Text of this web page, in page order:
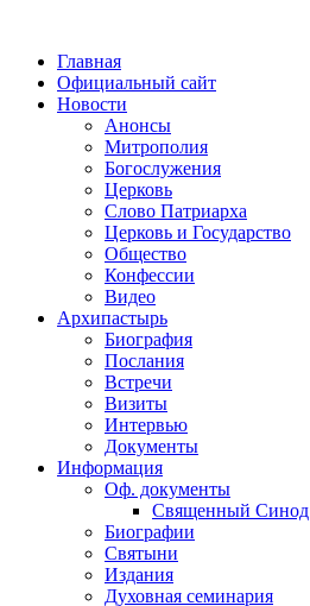
Главная
Официальный сайт
Новости
Анонсы
Митрополия
Богослужения
Церковь
Слово Патриарха
Церковь и Государство
Общество
Конфессии
Видео
Архипастырь
Биография
Послания
Встречи
Визиты
Интервью
Документы
Информация
Оф. документы
Священный Синод
Биографии
Святыни
Издания
Духовная семинария